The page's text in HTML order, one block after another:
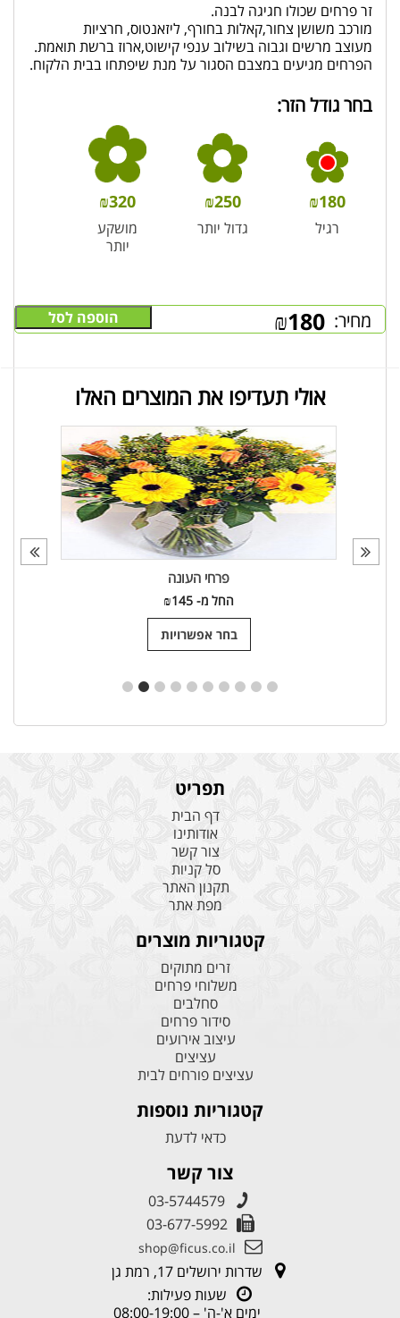
זר פרחים שכולו חגיגה לבנה.
מורכב משושן צחור,קאלות בחורף, ליזאנטוס, חרציות
מעוצב מרשים וגבוה בשילוב ענפי קישוט,ארוז ברשת תואמת.
הפרחים מגיעים במצבם הסגור על מנת שיפתחו בבית הלקוח.
בחר גודל הזר:
₪180
רגיל
₪250
גדול יותר
₪320
מושקע
יותר
מחיר: ₪180 הוספה לסל
אולי תעדיפו את המוצרים האלו
פרחי העונה
החל מ- ₪145
בחר אפשרויות
תפריט
דף הבית
אודותינו
צור קשר
סל קניות
תקנון האתר
מפת אתר
קטגוריות מוצרים
זרים מתוקים
משלוחי פרחים
סחלבים
סידור פרחים
עיצוב אירועים
עציצים
עציצים פורחים לבית
קטגוריות נוספות
כדאי לדעת
צור קשר
03-5744579
03-677-5992
shop@ficus.co.il
שדרות ירושלים 17, רמת גן
שעות פעילות:
ימים א'-ה' – 08:00-19:00